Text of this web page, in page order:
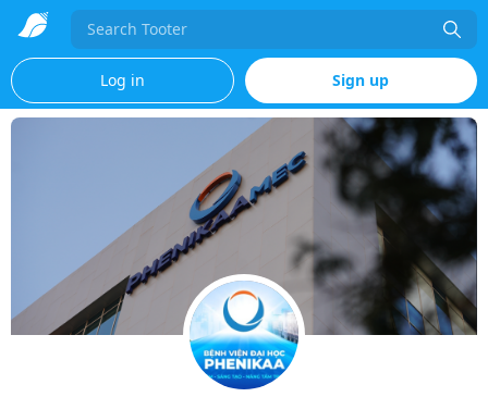
Search
Log in Sign up